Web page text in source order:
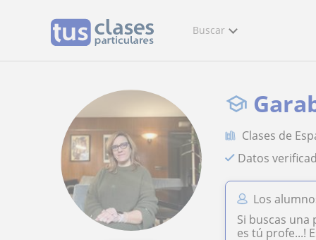
Buscar
Clases de
Datos
Los
Si buscas
es tú profe...!